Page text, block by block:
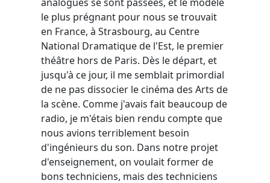
le plus prégnant pour nous se trouvait
en France, à Strasbourg, au Centre
National Dramatique de l'Est, le premier
théâtre hors de Paris. Dès le départ, et
jusqu'à ce jour, il me semblait primordial
de ne pas dissocier le cinéma des Arts de
la scène. Comme j'avais fait beaucoup de
radio, je m'étais bien rendu compte que
nous avions terriblement besoin
d'ingénieurs du son. Dans notre projet
d'enseignement, on voulait former de
bons techniciens, mais des techniciens